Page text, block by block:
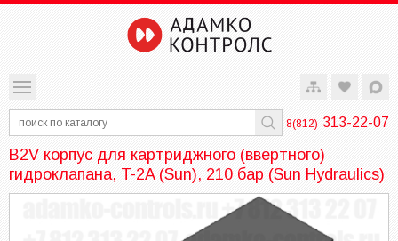
8(812) 313-22-07
B2V корпус для картриджного (ввертного)
гидроклапана, T-2A (Sun), 210 бар (Sun Hydraulics)